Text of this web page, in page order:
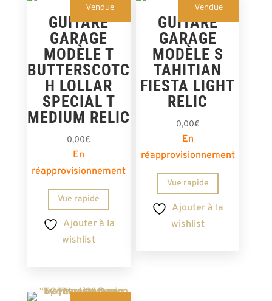
Vendue
GUITARE
GARAGE
MODÈLE T
BUTTERSCOTC
H LOLLAR
SPECIAL T
MEDIUM RELIC
0,00€
En
réapprovisionnement
Vue rapide
Ajouter à la
wishlist
Vendue
GUITARE
GARAGE
MODÈLE S
TAHITIAN
FIESTA LIGHT
RELIC
0,00€
En
réapprovisionnement
Vue rapide
Ajouter à la
wishlist